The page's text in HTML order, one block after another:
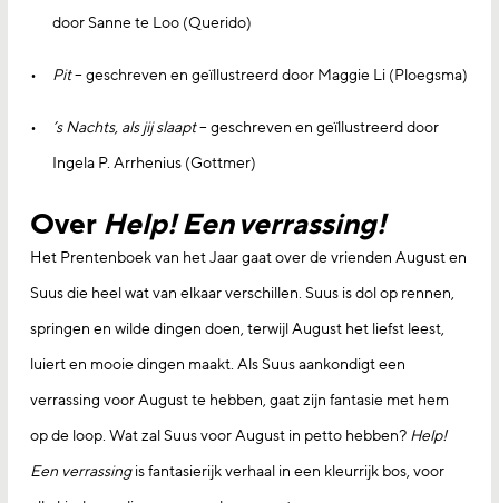
door Sanne te Loo (Querido)
Pit– geschreven en geïllustreerd door Maggie Li (Ploegsma)
’s Nachts, als jij slaapt– geschreven en geïllustreerd door
Ingela P. Arrhenius (Gottmer)
Over Help! Een verrassing!
Het Prentenboek van het Jaar gaat over de vrienden August en
Suus die heel wat van elkaar verschillen. Suus is dol op rennen,
springen en wilde dingen doen, terwijl August het liefst leest,
luiert en mooie dingen maakt. Als Suus aankondigt een
verrassing voor August te hebben, gaat zijn fantasie met hem
op de loop. Wat zal Suus voor August in petto hebben? Help!
Een verrassingis fantasierijk verhaal in een kleurrijk bos, voor